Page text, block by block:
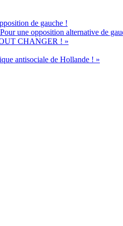
de gauche !
une opposition alternative de
CHANGER ! »
antisociale de Hollande ! »